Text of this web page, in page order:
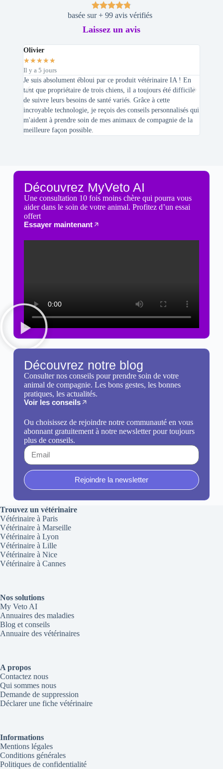
basée sur + 99 avis vérifiés
Laissez un avis
Olivier
★★★★★
Il y a 5 jours
Je suis absolument ébloui par ce produit vétérinaire IA ! En
tant que propriétaire de trois chiens, il a toujours été difficile
de suivre leurs besoins de santé variés. Grâce à cette
incroyable technologie, je reçois des conseils personnalisés qui
m'aident à prendre soin de mes animaux de compagnie de la
meilleure façon possible.
Découvrez MyVeto AI
Une consultation 10 fois moins chère qui pourra vous
aider dans le soin de votre animal. Profitez d’un essai
offert
Essayer maintenant
Découvrez notre blog
Consulter nos conseils pour prendre soin de votre
animal de compagnie. Les bons gestes, les bonnes
pratiques, les actualités.
Voir les conseils
Ou choisissez de rejoindre notre communauté en vous
abonnant gratuitement à notre newsletter pour toujours
plus de conseils.
Rejoindre la newsletter
Trouvez un vétérinaire
Vétérinaire à Paris
Vétérinaire à Marseille
Vétérinaire à Lyon
Vétérinaire à Lille
Vétérinaire à Nice
Vétérinaire à Cannes
Nos solutions
My Veto AI
Annuaires des maladies
Blog et conseils
Annuaire des vétérinaires
A propos
Contactez nous
Qui sommes nous
Demande de suppression
Déclarer une fiche vétérinaire
Informations
Mentions légales
Conditions générales
Politiques de confidentialité